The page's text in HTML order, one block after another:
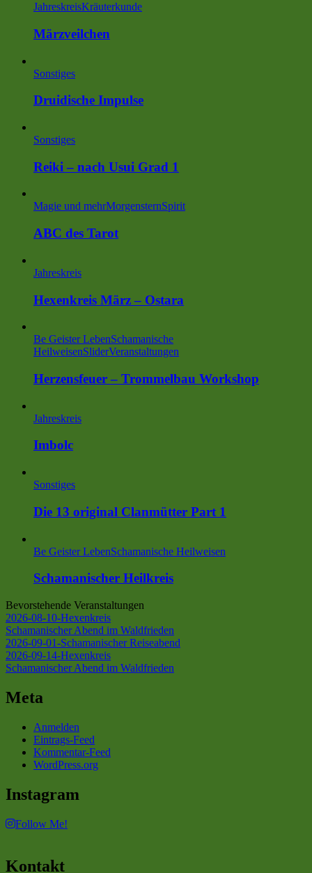
JahreskreisKräuterkunde
Märzveilchen
Sonstiges
Druidische Impulse
Sonstiges
Reiki – nach Usui Grad 1
Magie und mehrMorgensternSpirit
ABC des Tarot
Jahreskreis
Hexenkreis März – Ostara
Be Geister LebenSchamanische
HeilweisenSliderVeranstaltungen
Herzensfeuer – Trommelbau Workshop
Jahreskreis
Imbolc
Sonstiges
Die 13 original Clanmütter Part 1
Be Geister LebenSchamanische Heilweisen
Schamanischer Heilkreis
Bevorstehende Veranstaltungen
2026-08-10-Hexenkreis
Schamanischer Abend im Waldfrieden
2026-09-01-Schamanischer Reiseabend
2026-09-14-Hexenkreis
Schamanischer Abend im Waldfrieden
Meta
Anmelden
Eintrags-Feed
Kommentar-Feed
WordPress.org
Instagram
Follow Me!
Kontakt